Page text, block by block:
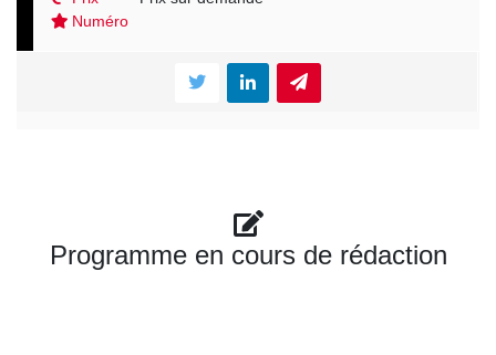
Numéro
Programme en cours de rédaction